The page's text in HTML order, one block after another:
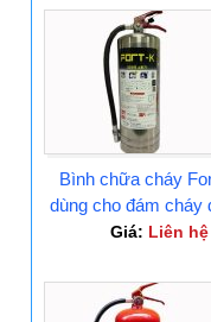
Bình chữa cháy
dùng cho đám cháy
Tại Bình Dương
Giá: Liên hệ